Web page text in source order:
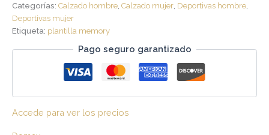
Categorías: Calzado hombre Calzado mujer Deportivas hombre
Deportivas mujer
Etiqueta: plantilla memory
Pago seguro garantizado
Accede para ver los precios